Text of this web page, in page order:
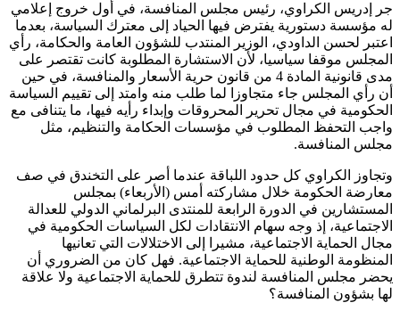
جر إدريس الكراوي، رئيس مجلس المنافسة، في أول خروج إعلامي
له مؤسسة دستورية يفترض فيها الحياد إلى معترك السياسة، بعدما
اعتبر لحسن الداودي، الوزير المنتدب للشؤون العامة والحكامة، رأي
المجلس موقفا سياسيا، لأن الاستشارة المطلوبة كانت تقتصر على
مدى قانونية المادة 4 من قانون حرية الأسعار والمنافسة، في حين
أن رأي المجلس جاء متجاوزا لما طلب منه وامتد إلى تقييم السياسة
الحكومية في مجال تحرير المحروقات وإبداء رأيه فيها، ما يتنافى مع
واجب التحفظ المطلوب في مؤسسات الحكامة والتنظيم، مثل
مجلس المنافسة.
وتجاوز الكراوي كل حدود اللباقة عندما أصر على التخندق في صف
معارضة الحكومة خلال مشاركته أمس (الأربعاء) بمجلس
المستشارين في الدورة الرابعة للمنتدى البرلماني الدولي للعدالة
الاجتماعية، إذ وجه سهام الانتقادات لكل السياسات الحكومية في
مجال الحماية الاجتماعية، مشيرا إلى الاختلالات التي تعانيها
المنظومة الوطنية للحماية الاجتماعية. فهل كان من الضروري أن
يحضر مجلس المنافسة لندوة تتطرق للحماية الاجتماعية ولا علاقة
لها بشؤون المنافسة؟